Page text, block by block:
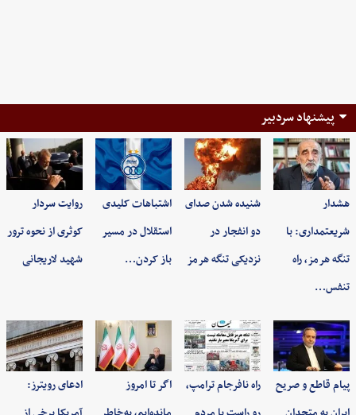
پیشنهاد سردبیر
هشدار
شریعتمداری: با
تنگه هرمز، راه
تنفس…
شنیده شدن صدای
دو انفجار در
نزدیکی تنگه هرمز
اشتباهات کلیدی
استقلال در مسیر
باز کردن…
روایت سردار
کوثری از نحوه ترور
شهید لاریجانی
پیام قاطع و صریح
راه نافرجام ترامپ،
اگر تا امروز
ادعای رویترز: